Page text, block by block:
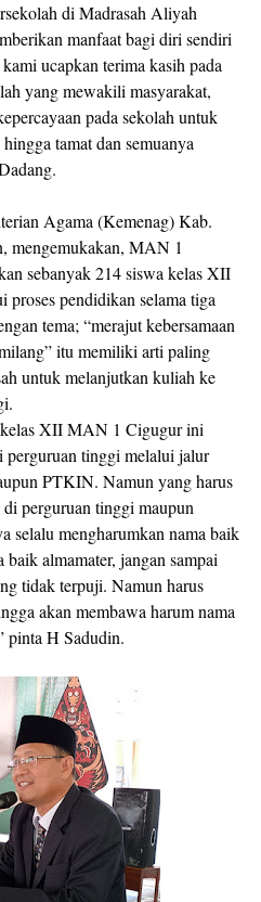
di Madrasah Aliyah
manfaat bagi diri sendiri
ucapkan terima kasih pada
yang mewakili masyarakat,
pada sekolah untuk
tamat dan semuanya
Agama (Kemenag) Kab.
mengemukakan, MAN 1
sebanyak 214 siswa kelas XII
proses pendidikan selama tiga
tema; “merajut kebersamaan
itu memiliki arti paling
untuk melanjutkan kuliah ke
kelas XII MAN 1 Cigugur ini
perguruan tinggi melalui jalur
PTKIN. Namun yang harus
perguruan tinggi maupun
selalu mengharumkan nama baik
almamater, jangan sampai
tidak terpuji. Namun harus
akan membawa harum nama
pinta H Sadudin.